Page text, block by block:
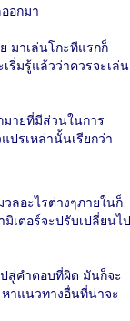
อกมา
มาเล่นโกะทีแรกก็
ริ่มรู้แล้วว่าควรจะเล่น
ายที่มีส่วนในการ
ปรเหล่านั้นเรียกว่า
ลอะไรต่างๆภายในก็
เตอร์จะปรับเปลี่ยนไป
สู่คำตอบที่ผิด มันก็จะ
าแนวทางอื่นที่น่าจะ